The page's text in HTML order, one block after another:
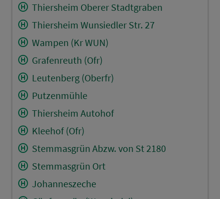
Thiersheim Oberer Stadtgraben
Thiersheim Wunsiedler Str. 27
Wampen (Kr WUN)
Grafenreuth (Ofr)
Leutenberg (Oberfr)
Putzenmühle
Thiersheim Autohof
Kleehof (Ofr)
Stemmasgrün Abzw. von St 2180
Stemmasgrün Ort
Johanneszeche